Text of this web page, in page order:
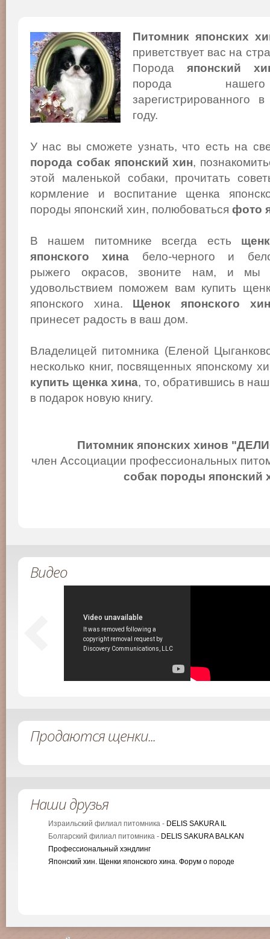
Питомник японских
приветствует вас на
Порода японский
порода
году.
У нас вы сможете узнать, что есть на
порода собак японский хин,
этой маленькой собаки, прочитать
кормление и воспитание щенка
породы японский хин, полюбоваться фото
В нашем питомнике всегда есть
японского хина бело-черного и
рыжего окрасов, звоните нам, и мы
удовольствием поможем вам купить
японского хина. Щенок японского
принесет радость в ваш дом.
Владелицей питомника (Еленой
несколько книг, посвященных японскому
купить щенка хина, то, обратившись в
в подарок новую книгу.
Питомник японских хинов
член Ассоциации профессиональных
собак породы японский
Видео
Продаются щенки...
Наши друзья
Израильский филиал питомника - DELIS SAKURA IL
Болгарский филиал питомника - DELIS SAKURA BALKAN
Профессиональный хэндлинг
Японский хин. Щенки японского хина. Форум о породе